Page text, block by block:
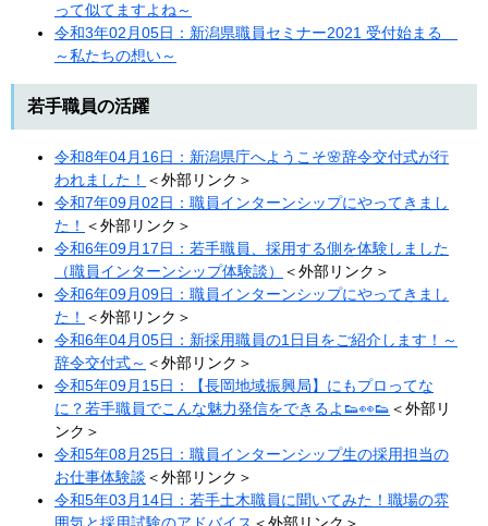
って似てますよね～
令和3年02月05日：新潟県職員セミナー2021 受付始まる
～私たちの想い～
若手職員の活躍
令和8年04月16日：新潟県庁へようこそ🌸辞令交付式が行
われました！ ＜外部リンク＞
令和7年09月02日：職員インターンシップにやってきまし
た！ ＜外部リンク＞
令和6年09月17日：若手職員、採用する側を体験しました
（職員インターンシップ体験談）​
＜外部リンク＞
令和6年09月09日：職員インターンシップにやってきまし
た！ ＜外部リンク＞
令和6年04月05日：新採用職員の1日目をご紹介します！～
辞令交付式～​ ＜外部リンク＞
令和5年09月15日：【長岡地域振興局】にもプロってな
に？若手職員でこんな魅力発信をできるよ👟👀👟 ＜外部リ
ンク＞
令和5年08月25日：職員インターンシップ生の採用担当の
お仕事体験談​ ＜外部リンク＞
令和5年03月14日：若手土木職員に聞いてみた！職場の雰